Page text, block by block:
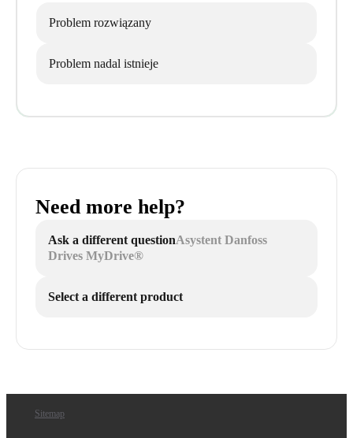
Problem rozwiązany
Problem nadal istnieje
Need more help?
Ask a different questionAsystent Danfoss
Drives MyDrive®
Select a different product
Sitemap